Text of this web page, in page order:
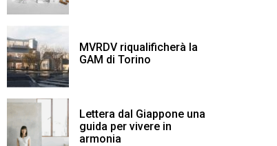
MVRDV riqualificherà la
GAM di Torino
Lettera dal Giappone una
guida per vivere in
armonia